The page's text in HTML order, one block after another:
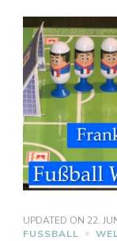
UPDATED ON 22.
FUSSBALL